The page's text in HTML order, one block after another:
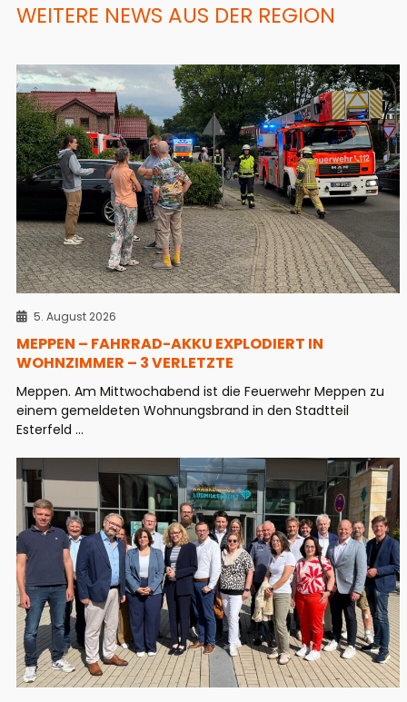
WEITERE NEWS AUS DER REGION
5. August 2026
MEPPEN – FAHRRAD-AKKU EXPLODIERT IN
WOHNZIMMER – 3 VERLETZTE
Meppen. Am Mittwochabend ist die Feuerwehr Meppen zu
einem gemeldeten Wohnungsbrand in den Stadtteil
Esterfeld ...